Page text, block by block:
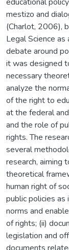
mestizo and
(Charlot, 2006),
Legal Science
debate around
it was designed
necessary
analyze the
of the right to
at the federal
and the role of
rights. The
several
research, aiming
theoretical
human right of
public policies
norms and
of rights; (ii)
legislation and